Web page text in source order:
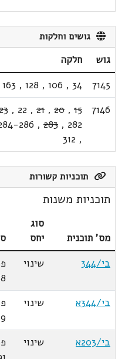
גושים וחלקות
גוש
חלקה
7145
34
,
106
,
128
,
163
7146
15
,
20
,
21
,
22
,
282
,
283
,
286
,
312
תוכניות קשורות
תוכניות משנות
מס' תוכנית
סוג
יחס
בי/344
שינוי
בי/344א
שינוי
בי/203א
שינוי